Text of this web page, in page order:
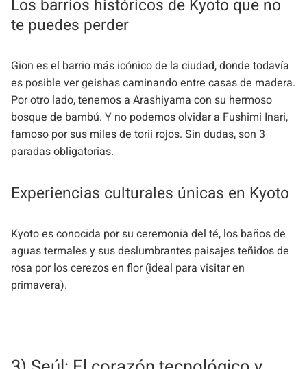
Los barrios históricos de Kyoto que no
te puedes perder
Gion es el barrio más icónico de la ciudad, donde todavía
es posible ver geishas caminando entre casas de madera.
Por otro lado, tenemos a Arashiyama con su hermoso
bosque de bambú. Y no podemos olvidar a Fushimi Inari,
famoso por sus miles de torii rojos. Sin dudas, son 3
paradas obligatorias.
Experiencias culturales únicas en Kyoto
Kyoto es conocida por su ceremonia del té, los baños de
aguas termales y sus deslumbrantes paisajes teñidos de
rosa por los cerezos en flor (ideal para visitar en
primavera).